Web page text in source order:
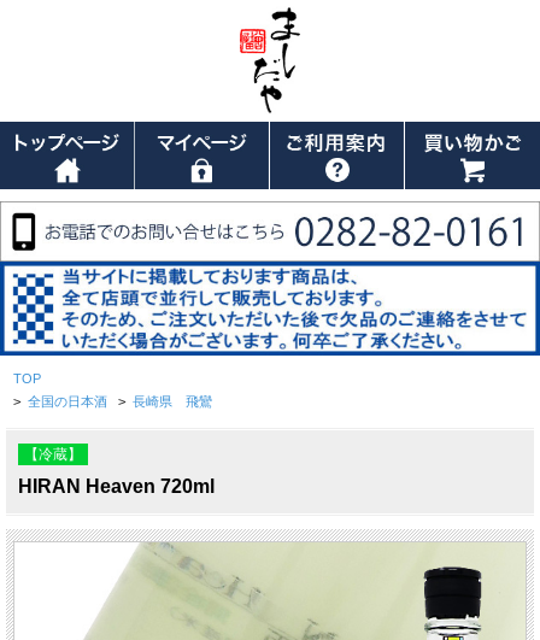
TOP
> 全国の日本酒 > 長崎県 飛鸞
【冷蔵】
HIRAN Heaven 720ml